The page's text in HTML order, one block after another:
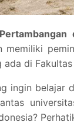
memiliki
ada di
ingin belajar